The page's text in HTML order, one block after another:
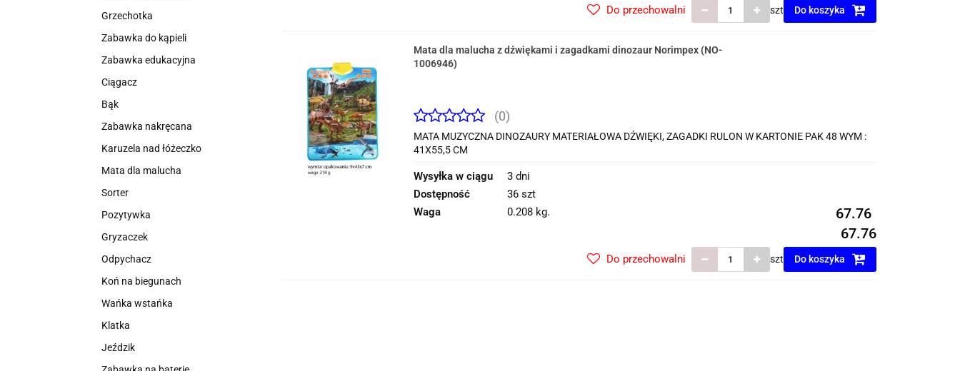
Grzechotka
Zabawka do kąpieli
Zabawka edukacyjna
Ciągacz
Bąk
Zabawka nakręcana
Karuzela nad łóżeczko
Mata dla malucha
Sorter
Pozytywka
Gryzaczek
Odpychacz
Koń na biegunach
Wańka wstańka
Klatka
Jeździk
szt Do koszyka
Do przechowalni
Mata dla malucha z dźwiękami i zagadkami dinozaur Norimpex (NO-
1006946)
(0)
MATA MUZYCZNA DINOZAURY MATERIAŁOWA DŹWIĘKI, ZAGADKI RULON W KARTONIE PAK 48 WYM :
41X55,5 CM
Wysyłka w ciągu
3 dni
Dostępność
36 szt
Waga
0.208 kg.
67.76
67.76
szt Do koszyka
Do przechowalni